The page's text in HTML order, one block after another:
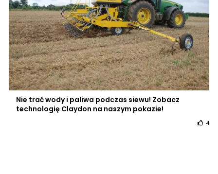
Nie trać wody i paliwa podczas siewu! Zobacz
technologię Claydon na naszym pokazie!
4